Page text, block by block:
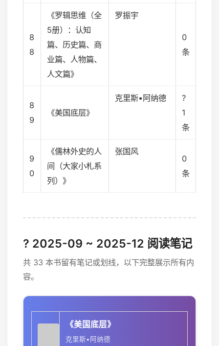
8
8
《罗辑思维（全
5册）：认知
篇、历史篇、商
业篇、人物篇、
人文篇》
罗振宇
0
条
8
9
《美国底层》
克里斯•阿纳德
?
1
条
9
0
《儒林外史的人
间（大家小札系
列）》
张国风
0
条
? 2025-09 ~ 2025-12 阅读笔记
共 33 本书留有笔记或划线，以下完整展示所有内
容。
《美国底层》
克里斯•阿纳德